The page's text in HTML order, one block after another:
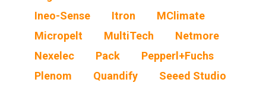
Ineo-Sense
Itron
MClimate
Micropelt
MultiTech
Netmore
Nexelec
Pack
Pepperl+Fuchs
Plenom
Quandify
Seeed Studio